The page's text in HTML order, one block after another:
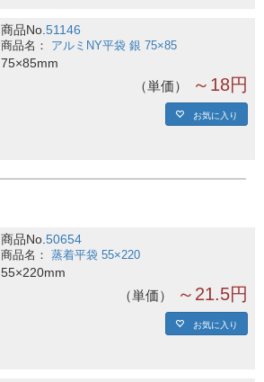
商品No.51146
アルミNY平袋 銀 75×85
75×85mm
単価 ～18円
お気に入り
商品No.50654
蒸着平袋 55×220
55×220mm
単価 ～21.5円
お気に入り